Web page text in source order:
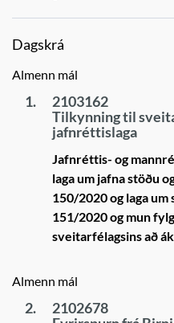
Dagskrá
Almenn mál
1.
2103162
Tilkynning til
jafnréttislaga
Jafnréttis- og
laga um jafna stöðu
150/2020 og laga
151/2020 og mun
sveitarfélagsins að
Almenn mál
2.
2102678